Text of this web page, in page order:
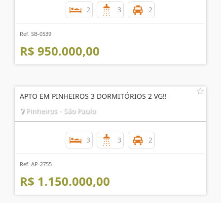
2 3 2
Ref. SB-0539
R$ 950.000,00
APTO EM PINHEIROS 3 DORMITÓRIOS 2 VG!!
Pinheiros - São Paulo
3 3 2
Ref. AP-2755
R$ 1.150.000,00